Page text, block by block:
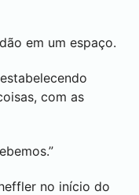
em um espaço.
com as
no início do